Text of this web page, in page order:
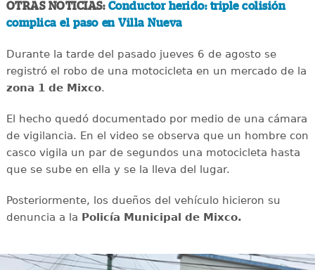
OTRAS NOTICIAS: Conductor herido: triple colisión
complica el paso en Villa Nueva
Durante la tarde del pasado jueves 6 de agosto se
registró el robo de una motocicleta en un mercado de la
zona 1 de Mixco.
El hecho quedó documentado por medio de una cámara
de vigilancia. En el video se observa que un hombre con
casco vigila un par de segundos una motocicleta hasta
que se sube en ella y se la lleva del lugar.
Posteriormente, los dueños del vehículo hicieron su
denuncia a la Policía Municipal de Mixco.